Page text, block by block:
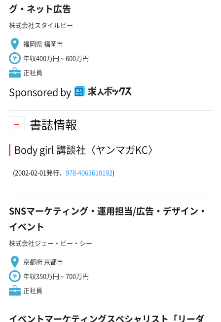
グ・ネット広告
株式会社スタイルビー
福岡県 福岡市
年収400万円～600万円
正社員
Sponsored by
書誌情報
Body girl 講談社〈ヤンマガKC〉
(2002-02-01発行、 978-4063610192)
SNSマーケティング・運用担当/広告・デザイン・
イベント
株式会社ジェー・ピー・シー
京都府 京都市
年収350万円～700万円
正社員
イベントマーケティングスペシャリスト「リーダ